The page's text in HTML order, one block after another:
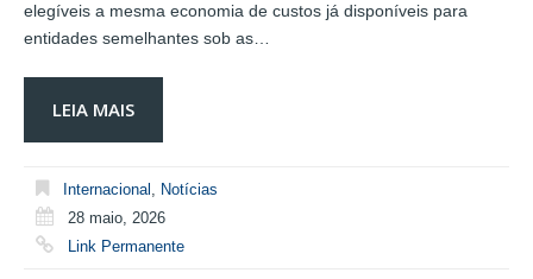
elegíveis a mesma economia de custos já disponíveis para
entidades semelhantes sob as…
LEIA MAIS
Internacional , Notícias
28 maio, 2026
Link Permanente